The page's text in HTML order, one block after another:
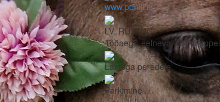
www.poniji.lv
LV, RU, ENG
Tööaeg - eelneval kokkuleppel
Lastega peredele
Parkimine